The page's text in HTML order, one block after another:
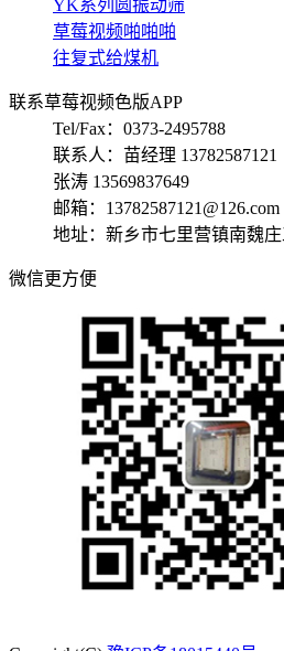
YK系列圆振动筛
草莓视频啪啪啪
往复式给煤机
联系草莓视频色版APP
Tel/Fax：0373-2495788
联系人：苗经理 13782587121
张涛 13569837649
邮箱：13782587121@126.com
地址：新乡市七里营镇南魏
微信更方便